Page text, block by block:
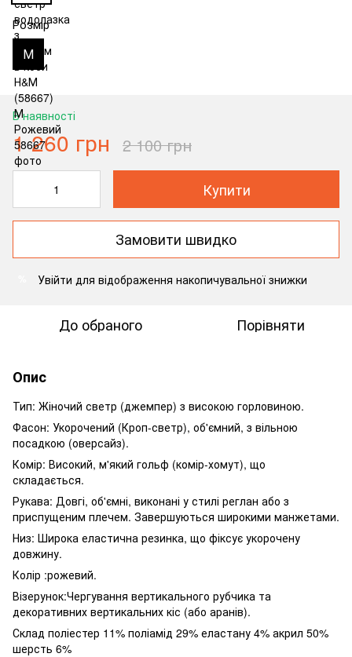
Розмір
М
В наявності
1 260 грн 2 100 грн
Купити
Замовити швидко
Увійти для відображення накопичувальної знижки
До обраного Порівняти
Опис
Тип: Жіночий светр (джемпер) з високою горловиною.
Фасон: Укорочений (Кроп-светр), об'ємний, з вільною
посадкою (оверсайз).
Комір: Високий, м'який гольф (комір-хомут), що
складається.
Рукава: Довгі, об'ємні, виконані у стилі реглан або з
приспущеним плечем. Завершуються широкими манжетами.
Низ: Широка еластична резинка, що фіксує укорочену
довжину.
Колір :рожевий.
Візерунок:Чергування вертикального рубчика та
декоративних вертикальних кіс (або аранів).
Склад поліестер 11% поліамід 29% еластану 4% акрил 50%
шерсть 6%